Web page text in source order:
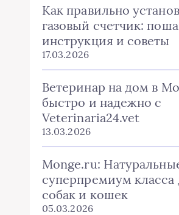
Как правильно
газовый счетчик:
инструкция и советы
17.03.2026
Ветеринар на дом в
быстро и надежно с
Veterinaria24.vet
13.03.2026
Monge.ru:
суперпремиум класса
собак и кошек
05.03.2026